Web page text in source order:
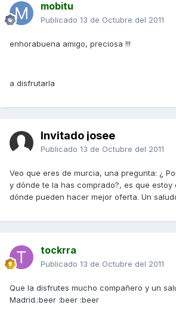
mobitu
Publicado 13 de Octubre del 2011
enhorabuena amigo, preciosa !!!
a disfrutarla
Invitado josee
Publicado 13 de Octubre del 2011
Veo que eres de murcia, una pregunta: ¿
y dónde te la has comprado?, es que estoy
dónde pueden hacer mejor oferta. Un
tockrra
Publicado 13 de Octubre del 2011
Que la disfrutes mucho compañero y un
Madrid.:beer :beer :beer